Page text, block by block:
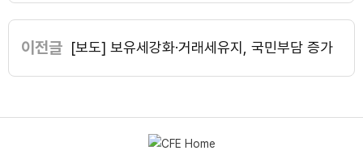
이전글 [보도] 보유세강화·거래세유지, 국민부담 증가